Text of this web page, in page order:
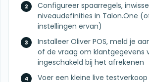
Configureer spaarregels,
niveaudefinities in Talon.One
instellingen ervan)
Installeer Oliver POS, meld je
of de vraag om klantgegevens
ingeschakeld bij het afrekenen
Voer een kleine live